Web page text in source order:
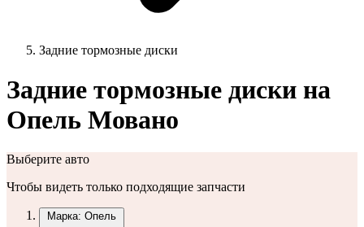
Задние тормозные диски
Задние тормозные диски на
Опель Мовано
Выберите авто
Чтобы видеть только подходящие запчасти
Марка: Опель